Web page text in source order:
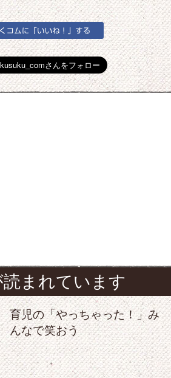
まれています
育児の「やっちゃった！」み
んなで笑おう